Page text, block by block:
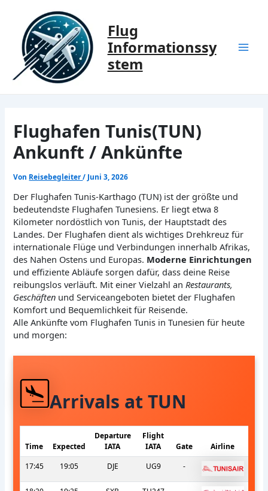
springen
Flug
Informationssy
stem
Flughafen Tunis(TUN)
Ankunft / Ankünfte
Von Reisebegleiter/ Juni 3, 2026
Der Flughafen Tunis-Karthago (TUN) ist der größte und
bedeutendste Flughafen Tunesiens. Er liegt etwa 8
Kilometer nordöstlich von Tunis, der Hauptstadt des
Landes. Der Flughafen dient als wichtiges Drehkreuz für
internationale Flüge und Verbindungen innerhalb Afrikas,
des Nahen Ostens und Europas. Moderne Einrichtungen
und effiziente Abläufe sorgen dafür, dass deine Reise
reibungslos verläuft. Mit einer Vielzahl anRestaurants,
Geschäften und Serviceangeboten bietet der Flughafen
Komfort und Bequemlichkeit für Reisende.
Alle Ankünfte vom Flughafen Tunis in Tunesien für heute
und morgen:
Arrivals at TUN
Time Expected
Departure
IATA
Flight
IATA
Gate
Airline
17:45
19:05 DJE UG9 -